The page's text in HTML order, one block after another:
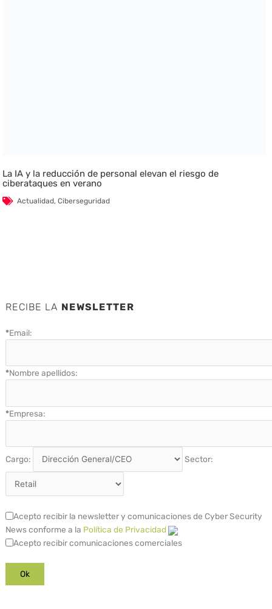
La IA y la reducción de personal elevan el riesgo de
ciberataques en verano
Actualidad,Ciberseguridad
RECIBE LA NEWSLETTER
*Email:
*Nombre apellidos:
*Empresa:
Cargo: Sector:
Acepto recibir la newsletter y comunicaciones de Cyber Security
News conforme a la Política de Privacidad
Acepto recibir comunicaciones comerciales